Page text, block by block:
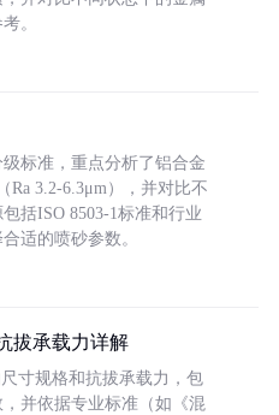
。
标准，重点分析了铝合金
Ra 3.2-6.3μm），并对比不
括ISO 8503-1标准和行业
适的喷砂参数。
拔承载力详解
寸规格和抗拔承载力，包
并依据专业标准（如《混